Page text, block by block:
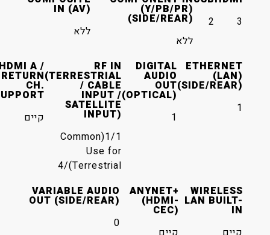
2
(Y/PB/PR)
(SIDE/REAR)
IN (AV)
ETHERNET
(LAN)
(SIDE/REAR)
DIGITAL
AUDIO
OUT
(OPTICAL)
RF IN
(TERRESTRIAL
/ CABLE
INPUT /
SATELLITE
INPUT)
1/1(Common
Use for
Terrestrial)/4
HDMI A /
RETURN
SUPPORT
WIRELESS
LAN BUILT-
ANYNET+
(HDMI-
VARIABLE AUDIO
OUT (SIDE/REAR)